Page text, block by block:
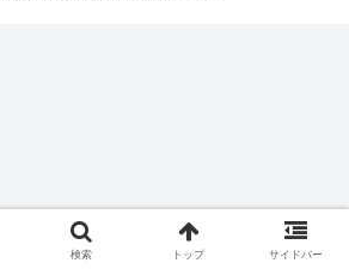
検索 トップ サイドバー